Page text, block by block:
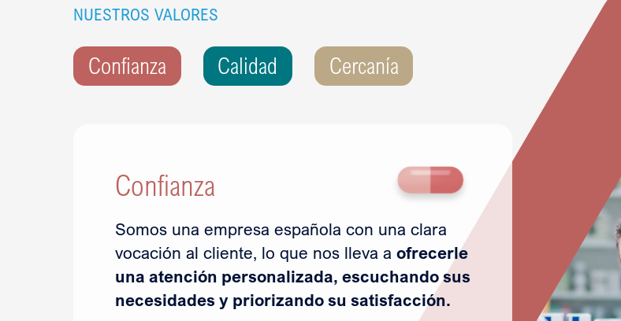
NUESTROS VALORES
Confianza Calidad Cercanía
Confianza
Somos una empresa española con una clara
vocación al cliente, lo que nos lleva a ofrecerle
una atención personalizada, escuchando sus
necesidades y priorizando su satisfacción.